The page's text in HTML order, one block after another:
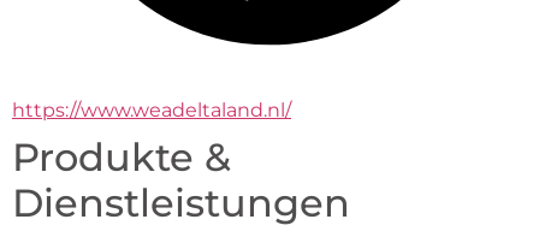
https://www.weadeltaland.nl/
Produkte &
Dienstleistungen